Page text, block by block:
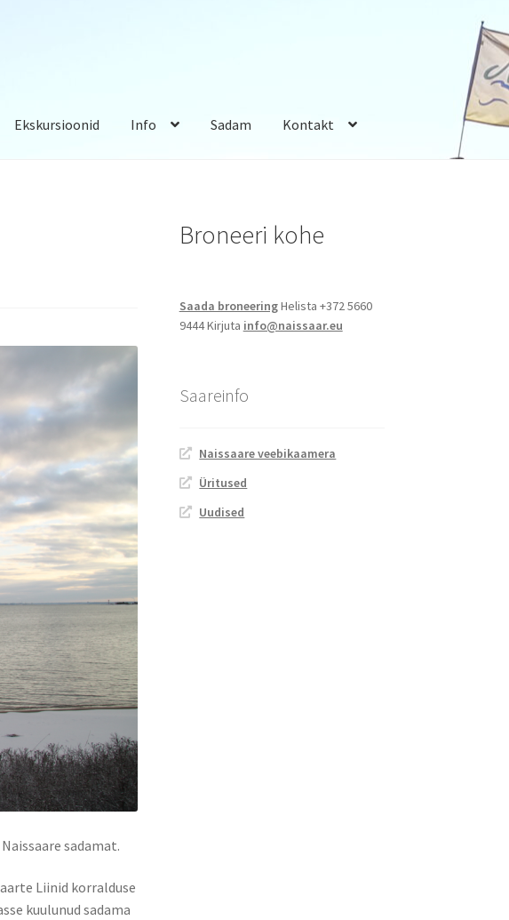
Ekskursioonid Info Sadam Kontakt
sadamat.
Liinid korralduse
kuulunud sadama
Broneeri kohe
Saada broneeringHelista +372 5660
9444 Kirjuta info@naissaar.eu
Saareinfo
Naissaare veebikaamera
Üritused
Uudised